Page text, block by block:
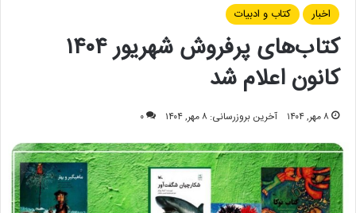
اخبار
کتاب و ادبیات
کتاب‌های پرفروش شهریور ۱۴۰۴
کانون اعلام شد
۸ مهر, ۱۴۰۴ آخرین بروزرسانی: ۸ مهر, ۱۴۰۴ ۰